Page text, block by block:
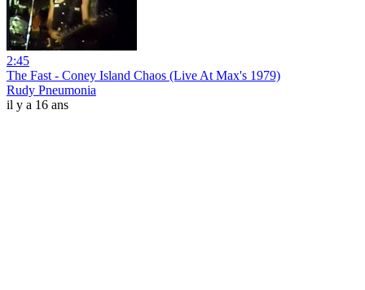
2:45
The Fast - Coney Island Chaos (Live At Max's 1979)
Rudy Pneumonia
il y a 16 ans